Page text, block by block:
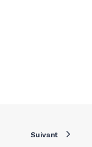
Suivant